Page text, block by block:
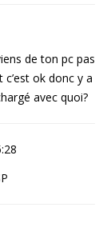
de ton pc pas
ok donc y a
avec quoi?